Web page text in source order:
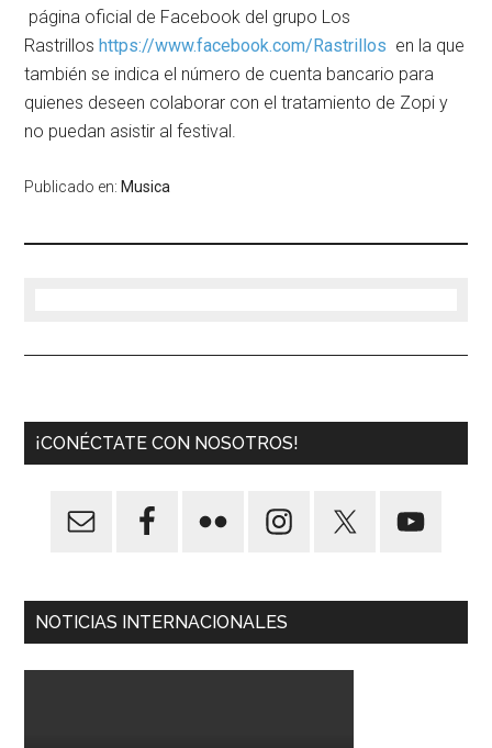
página oficial de Facebook del grupo Los
Rastrilloshttps://www.facebook.com/Rastrillos en la que
también se indica el número de cuenta bancario para
quienes deseen colaborar con el tratamiento de Zopi y
no puedan asistir al festival.
Publicado en: Musica
¡CONÉCTATE CON NOSOTROS!
NOTICIAS INTERNACIONALES